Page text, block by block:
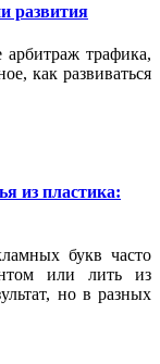
развития
арбитраж трафика,
как развиваться
из пластика:
букв часто
или лить из
но в разных